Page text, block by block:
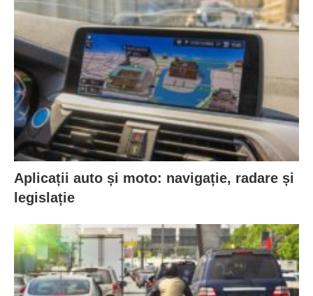
Aplicații auto și moto: navigație, radare și
legislație